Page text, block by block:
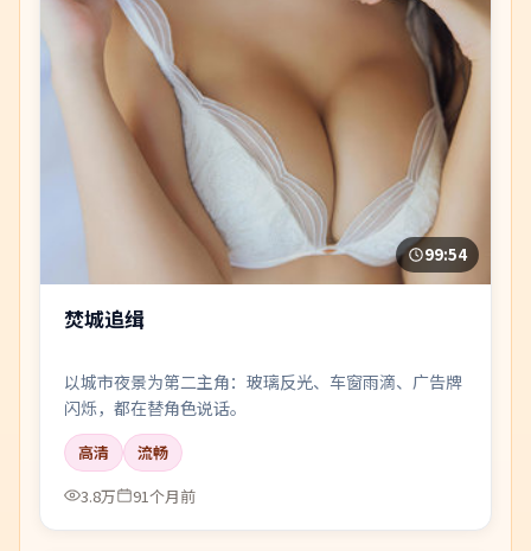
99:54
焚城追缉
以城市夜景为第二主角：玻璃反光、车窗雨滴、广告牌
闪烁，都在替角色说话。
高清
流畅
3.8万
91个月前